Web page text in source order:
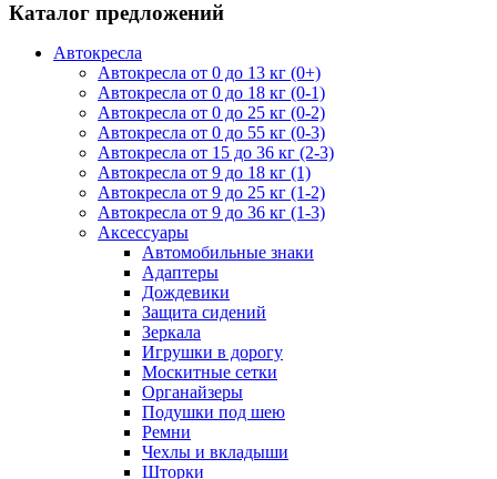
Каталог предложений
Автокресла
Автокресла от 0 до 13 кг (0+)
Автокресла от 0 до 18 кг (0-1)
Автокресла от 0 до 25 кг (0-2)
Автокресла от 0 до 55 кг (0-3)
Автокресла от 15 до 36 кг (2-3)
Автокресла от 9 до 18 кг (1)
Автокресла от 9 до 25 кг (1-2)
Автокресла от 9 до 36 кг (1-3)
Аксессуары
Автомобильные знаки
Адаптеры
Дождевики
Защита сидений
Зеркала
Игрушки в дорогу
Москитные сетки
Органайзеры
Подушки под шею
Ремни
Чехлы и вкладыши
Шторки